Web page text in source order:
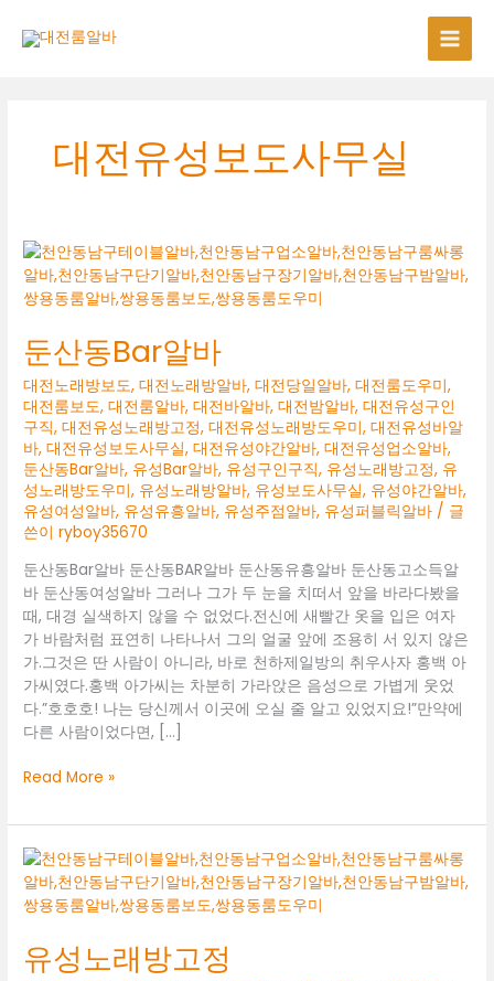
대전유성보도사무실
둔산동Bar알바
대전노래방보도,대전노래방알바,대전당일알바,대전룸도우미,
대전룸보도,대전룸알바,대전바알바,대전밤알바,대전유성구인
구직,대전유성노래방고정,대전유성노래방도우미,대전유성바알
바,대전유성보도사무실,대전유성야간알바,대전유성업소알바,
둔산동Bar알바, 유성Bar알바, 유성구인구직, 유성노래방고정, 유
성노래방도우미, 유성노래방알바, 유성보도사무실, 유성야간알바,
유성여성알바, 유성유흥알바, 유성주점알바, 유성퍼블릭알바 / 글
쓴이ryboy35670
둔산동Bar알바 둔산동BAR알바 둔산동유흥알바 둔산동고소득알
바 둔산동여성알바 그러나 그가 두 눈을 치떠서 앞을 바라다봤을
때, 대경 실색하지 않을 수 없었다.전신에 새빨간 옷을 입은 여자
가 바람처럼 표연히 나타나서 그의 얼굴 앞에 조용히 서 있지 않은
가.그것은 딴 사람이 아니라, 바로 천하제일방의 취우사자 홍백 아
가씨였다.홍백 아가씨는 차분히 가라앉은 음성으로 가볍게 웃었
다.”호호호! 나는 당신께서 이곳에 오실 줄 알고 있었지요!”만약에
다른 사람이었다면, […]
둔
동
Bar
알
바
Read More »
유성노래방고정